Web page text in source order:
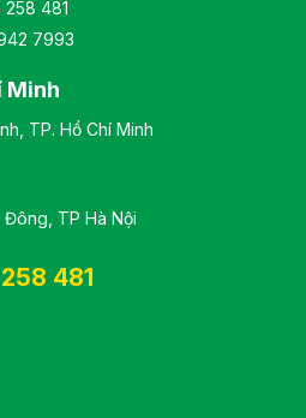
481
7993
Minh
TP. Hồ Chí Minh
Đông, TP Hà Nội
481